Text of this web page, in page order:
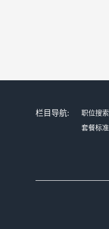
栏目导航: 职位搜索
套餐标准